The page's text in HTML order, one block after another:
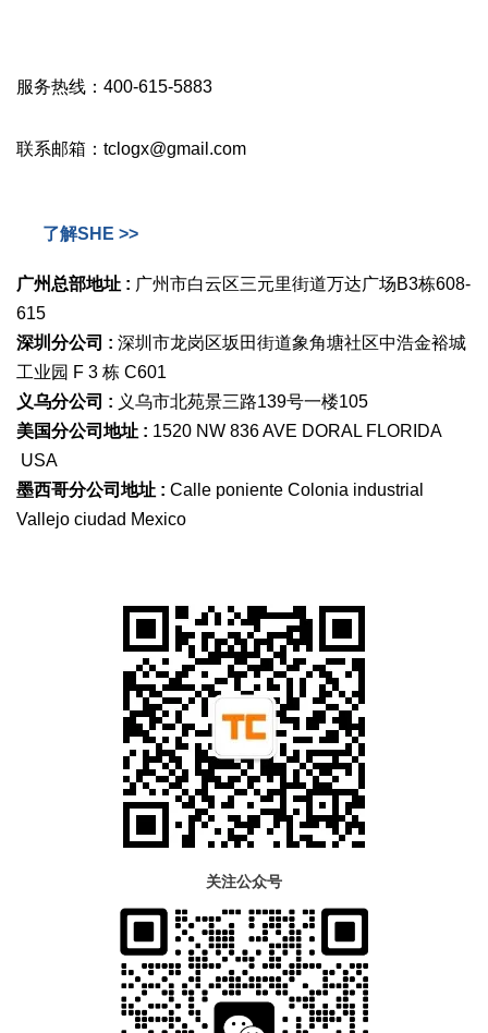
服务热线：400-615-5883
联系邮箱：tclogx@gmail.com
了解SHE >>
广州总部地址 : 广州市白云区三元里街道万达广场B3栋608-
615
深圳分公司 : 深圳市龙岗区坂田街道象角塘社区中浩金裕城
工业园 F 3 栋 C601
义乌分公司 : 义乌市北苑景三路139号一楼105
美国分公司地址 : 1520 NW 836 AVE DORAL FLORIDA
USA
墨西哥分公司地址 : Calle poniente Colonia industrial
Vallejo ciudad Mexico
关注公众号